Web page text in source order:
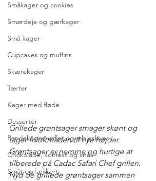
Småkager og cookies
Smørdeje og gærkager
Små kager
Cupcakes og muffins
Skærekager
Tærter
Kager med fløde
Desserter
Pandekager, vafler og æbleskiver
Chokolade, konfekt og knas
Småt og lækkert
Grillede grøntsager smager skønt og
tager friluftmaden til nye højder.
Grøntsager er nemme og hurtige at
tilberede på Cadac Safari Chef grillen.
Nyd de grillede grøntsager sammen